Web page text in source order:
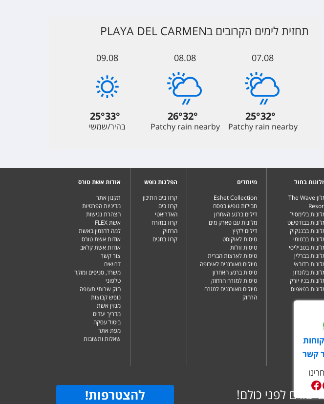
קשר
תחזית לימים הקרובים בPLAYA DEL CARMEN
07.08
32°
25°
Patchy rain nearby
08.08
32°
26°
Patchy rain nearby
09.08
33°
25°
בהיר/שמשי
בחול
מלון The Wave
בלימסול
בבודפשט
בבנגקוק
בבטומי
בטביליסי
בברלין
בדובאי
בלונדון
בניו יורק
בפאפוס
מיוחדים
Eshet Collection
חבילות נופש בפסח
דילים ברגע האחרון
מלונות עם פארק מים
דילים לקיץ
טיסות לאוקוסט
טיסות זולות
טיסות לארצות הברית
טיולים מאורגנים לאירופה
טיסות ברגע האחרון
טיסות למזרח הרחוק
טיולים מאורגנים למזרח
הרחוק
הפלגות נופש
קרוז בים התיכון
קרוז בים
האדריאטי
קרוז במזרח
הרחוק
קרוז בחגים
אודות אשת טורס
תקנון אתר
מדיניות הפרטיות
הצהרת נגישות
אשת FLEX
למה להזמין באשת
אודות אשת טורס
אודות אשת קלאב
צור קשר
דרושים
משרד, סניפים ומוקד
טלפוני
חוק שרותי תעופה
נופש קבוצות
מגזין אשת
מדריך יעדים
ביטול עסקה
מפת אתר
שאלות ותשובות
שווים לפני כולם! להצטרפות!